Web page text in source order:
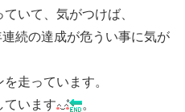
いて、気がつけば、
続の達成が危うい事に気が
走っています。
います
。